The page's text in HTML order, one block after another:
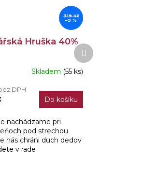
319 Kč
–9 %
Hruška 40%
Skladem (55 ks)
DPH
Do košíku
nachádzame pri
pod strechou
nás chráni duch dedov
v rade
Další
produkt